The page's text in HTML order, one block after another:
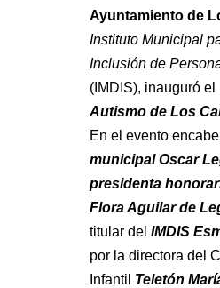
Ayuntamiento de
Instituto Municipal
Inclusión de
(IMDIS), inauguró el
Autismo de Los
En el evento
municipal Oscar
presidenta
Flora Aguilar de
titular del IMDIS
por la directora del
Infantil Teletón